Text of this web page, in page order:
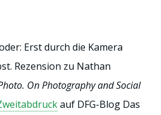
Erst durch die Kamera
Rezension zu Nathan
On Photography and Social
auf DFG-Blog Das